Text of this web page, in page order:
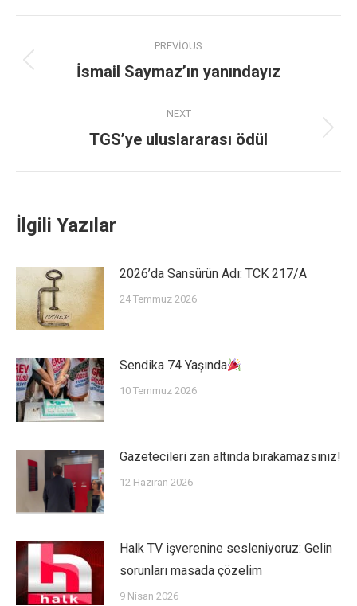
PREVIOUS
İsmail Saymaz’ın yanındayız
NEXT
TGS’ye uluslararası ödül
İlgili Yazılar
2026’da Sansürün Adı: TCK 217/A
24 Temmuz 2026
Sendika 74 Yaşında
10 Temmuz 2026
Gazetecileri zan altında bırakamazsınız!
12 Haziran 2026
Halk TV işverenine sesleniyoruz: Gelin
sorunları masada çözelim
9 Nisan 2026